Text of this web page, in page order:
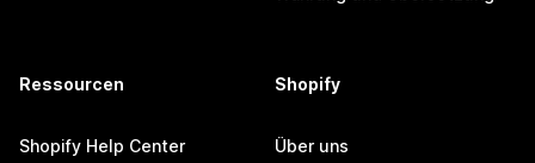
Ressourcen
Shopify Help Center
Shopify
Über uns